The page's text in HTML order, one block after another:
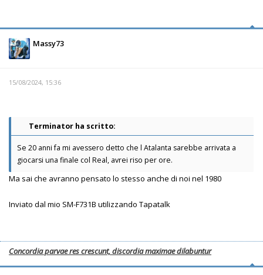
Massy73
15/08/2024, 15:36
Terminator ha scritto:
Se 20 anni fa mi avessero detto che l Atalanta sarebbe arrivata a
giocarsi una finale col Real, avrei riso per ore.
Ma sai che avranno pensato lo stesso anche di noi nel 1980
Inviato dal mio SM-F731B utilizzando Tapatalk
Concordia parvae res crescunt, discordia maximae dilabuntur